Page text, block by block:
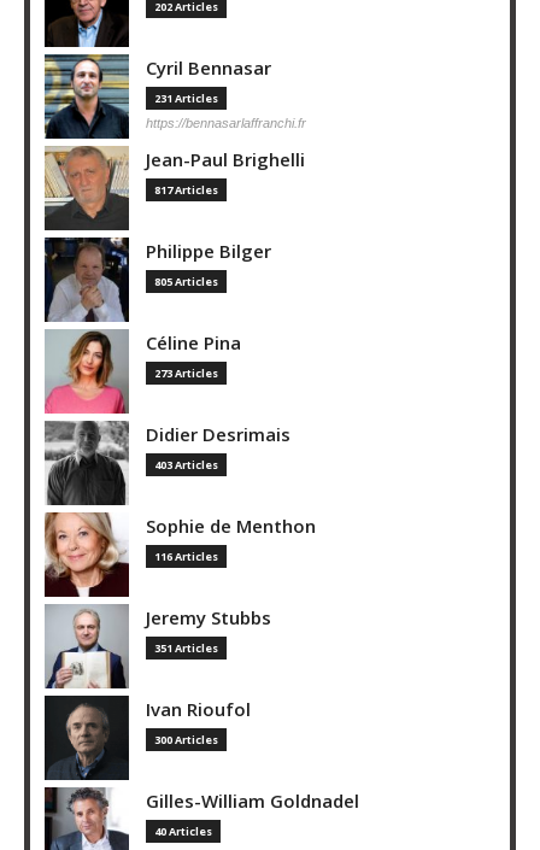
202 Articles
Cyril Bennasar
231 Articles
https://bennasarlaffranchi.fr
Jean-Paul Brighelli
817 Articles
Philippe Bilger
805 Articles
Céline Pina
273 Articles
Didier Desrimais
403 Articles
Sophie de Menthon
116 Articles
Jeremy Stubbs
351 Articles
Ivan Rioufol
300 Articles
Gilles-William Goldnadel
40 Articles